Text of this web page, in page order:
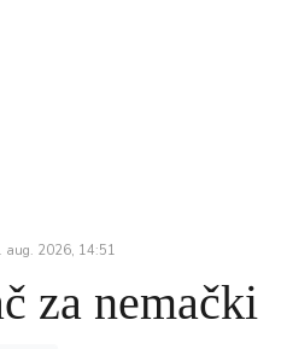
aug. 2026, 14:51
za nemački